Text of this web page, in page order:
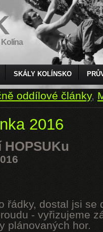
Kolína
SKÁLY KOLÍNSKO
oddílové články,
2016
řádky, dostal jsi se
- vyřizujeme
plánovaných hor.